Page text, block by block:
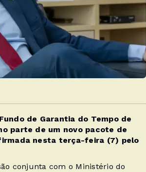
de Garantia do Tempo de
parte de um novo pacote de
nesta terça-feira (7) pelo
conjunta com o Ministério do